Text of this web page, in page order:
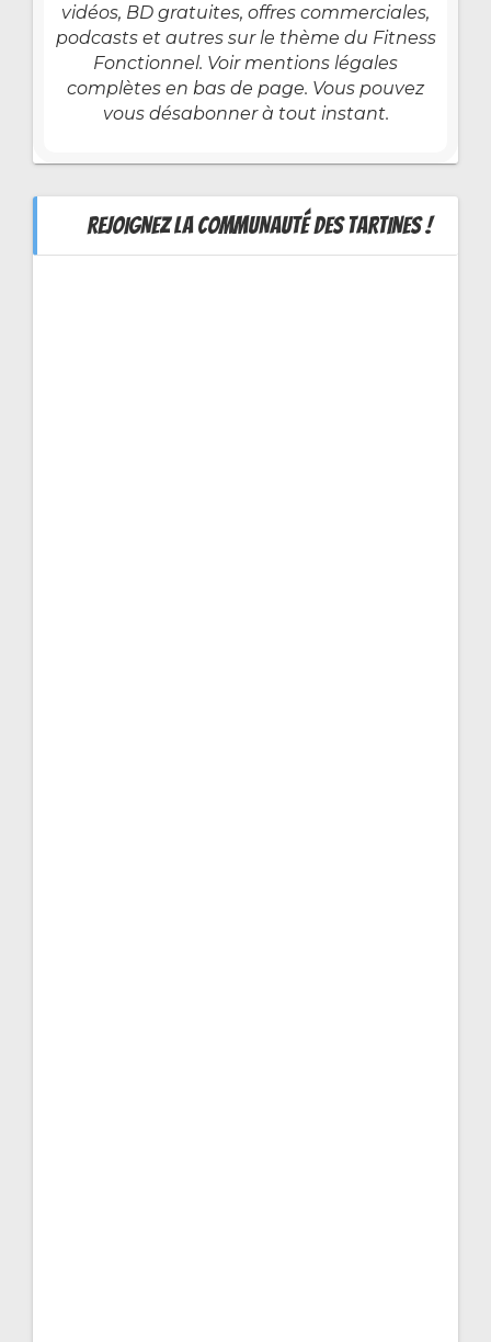
vidéos, BD gratuites, offres commerciales,
podcasts et autres sur le thème du Fitness
Fonctionnel. Voir mentions légales
complètes en bas de page. Vous pouvez
vous désabonner à tout instant.
REJOIGNEZ LA COMMUNAUTÉ DES TARTINES !